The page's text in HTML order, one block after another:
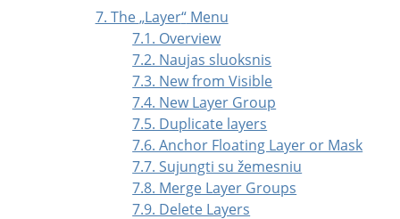
7. The„Layer“Menu
7.1. Overview
7.2. Naujas sluoksnis
7.3. New from Visible
7.4. New Layer Group
7.5. Duplicate layers
7.6. Anchor Floating Layer or Mask
7.7. Sujungti su žemesniu
7.8. Merge Layer Groups
7.9. Delete Layers